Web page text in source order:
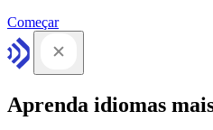
Começar
Aprenda idiomas